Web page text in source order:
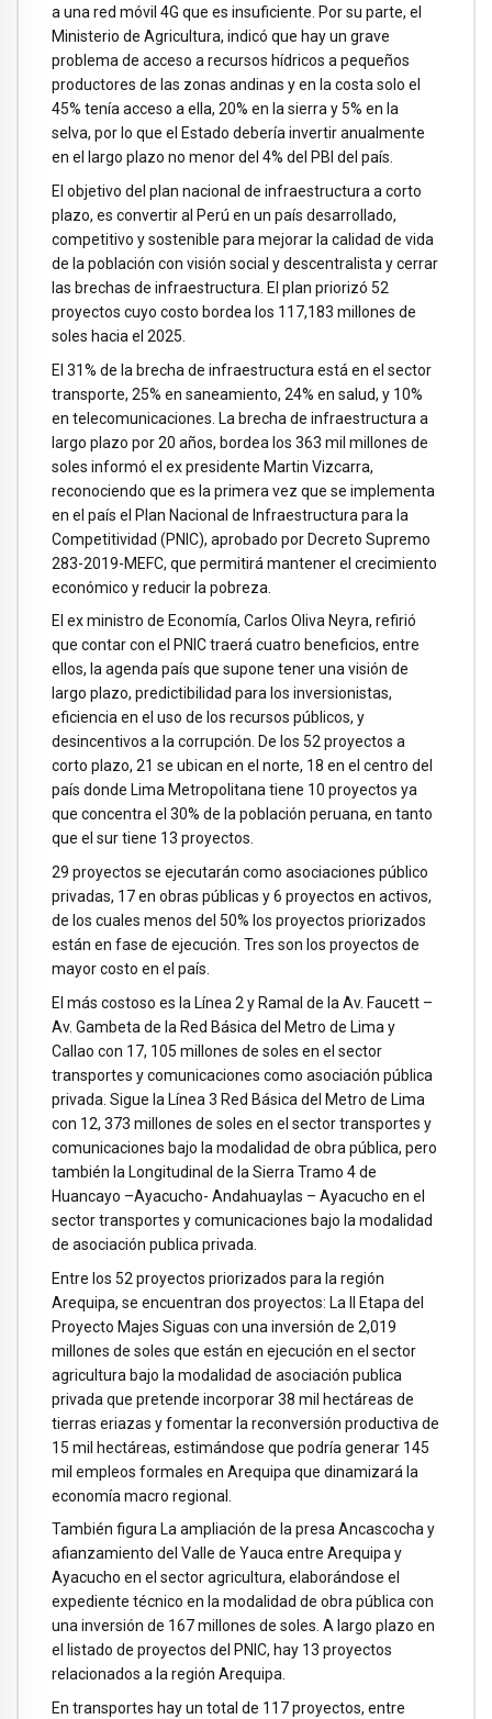
a una red móvil 4G que es insuficiente. Por su parte, el
Ministerio de Agricultura, indicó que hay un grave
problema de acceso a recursos hídricos a pequeños
productores de las zonas andinas y en la costa solo el
45% tenía acceso a ella, 20% en la sierra y 5% en la
selva, por lo que el Estado debería invertir anualmente
en el largo plazo no menor del 4% del PBI del país.
El objetivo del plan nacional de infraestructura a corto
plazo, es convertir al Perú en un país desarrollado,
competitivo y sostenible para mejorar la calidad de vida
de la población con visión social y descentralista y cerrar
las brechas de infraestructura. El plan priorizó 52
proyectos cuyo costo bordea los 117,183 millones de
soles hacia el 2025.
El 31% de la brecha de infraestructura está en el sector
transporte, 25% en saneamiento, 24% en salud, y 10%
en telecomunicaciones. La brecha de infraestructura a
largo plazo por 20 años, bordea los 363 mil millones de
soles informó el ex presidente Martin Vizcarra,
reconociendo que es la primera vez que se implementa
en el país el Plan Nacional de Infraestructura para la
Competitividad (PNIC), aprobado por Decreto Supremo
283-2019-MEFC, que permitirá mantener el crecimiento
económico y reducir la pobreza.
El ex ministro de Economía, Carlos Oliva Neyra, refirió
que contar con el PNIC traerá cuatro beneficios, entre
ellos, la agenda país que supone tener una visión de
largo plazo, predictibilidad para los inversionistas,
eficiencia en el uso de los recursos públicos, y
desincentivos a la corrupción. De los 52 proyectos a
corto plazo, 21 se ubican en el norte, 18 en el centro del
país donde Lima Metropolitana tiene 10 proyectos ya
que concentra el 30% de la población peruana, en tanto
que el sur tiene 13 proyectos.
29 proyectos se ejecutarán como asociaciones público
privadas, 17 en obras públicas y 6 proyectos en activos,
de los cuales menos del 50% los proyectos priorizados
están en fase de ejecución. Tres son los proyectos de
mayor costo en el país.
El más costoso es la Línea 2 y Ramal de la Av. Faucett –
Av. Gambeta de la Red Básica del Metro de Lima y
Callao con 17, 105 millones de soles en el sector
transportes y comunicaciones como asociación pública
privada. Sigue la Línea 3 Red Básica del Metro de Lima
con 12, 373 millones de soles en el sector transportes y
comunicaciones bajo la modalidad de obra pública, pero
también la Longitudinal de la Sierra Tramo 4 de
Huancayo –Ayacucho- Andahuaylas – Ayacucho en el
sector transportes y comunicaciones bajo la modalidad
de asociación publica privada.
Entre los 52 proyectos priorizados para la región
Arequipa, se encuentran dos proyectos: La II Etapa del
Proyecto Majes Siguas con una inversión de 2,019
millones de soles que están en ejecución en el sector
agricultura bajo la modalidad de asociación publica
privada que pretende incorporar 38 mil hectáreas de
tierras eriazas y fomentar la reconversión productiva de
15 mil hectáreas, estimándose que podría generar 145
mil empleos formales en Arequipa que dinamizará la
economía macro regional.
También figura La ampliación de la presa Ancascocha y
afianzamiento del Valle de Yauca entre Arequipa y
Ayacucho en el sector agricultura, elaborándose el
expediente técnico en la modalidad de obra pública con
una inversión de 167 millones de soles. A largo plazo en
el listado de proyectos del PNIC, hay 13 proyectos
relacionados a la región Arequipa.
En transportes hay un total de 117 proyectos, entre